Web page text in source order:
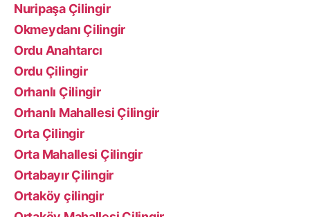
Nuripaşa Çilingir
Okmeydanı Çilingir
Ordu Anahtarcı
Ordu Çilingir
Orhanlı Çilingir
Orhanlı Mahallesi Çilingir
Orta Çilingir
Orta Mahallesi Çilingir
Ortabayır Çilingir
Ortaköy çilingir